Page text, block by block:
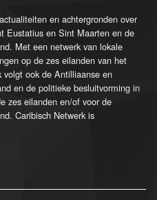
en achtergronden over
Eustatius en Sint Maarten en de
Met een netwerk van lokale
op de zes eilanden van het
volgt ook de Antilliaanse en
en de politieke besluitvorming in
zes eilanden en/of voor de
Caribisch Netwerk is